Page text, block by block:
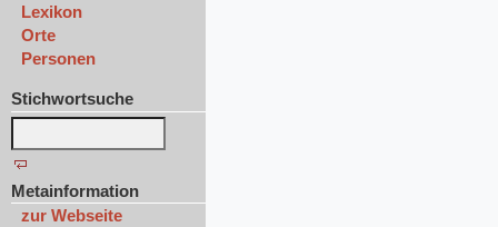
Lexikon
Orte
Personen
Stichwortsuche
Metainformation
zur Webseite